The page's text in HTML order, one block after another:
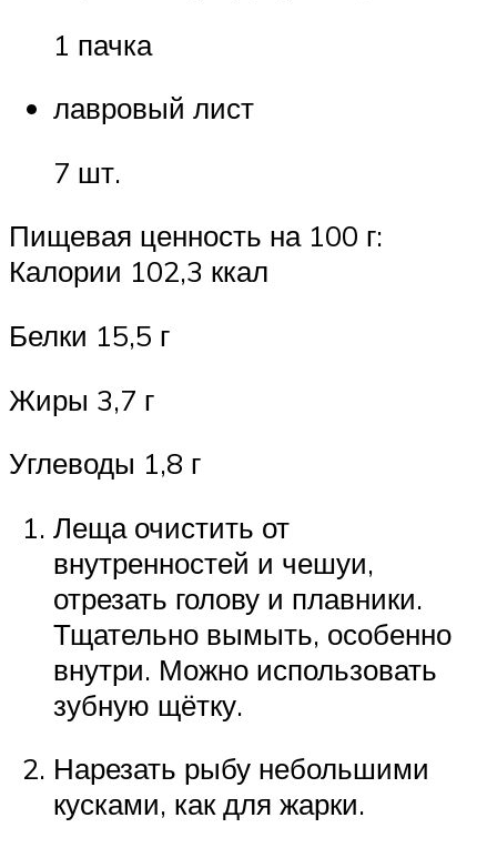
1 пачка
лавровый лист
7 шт.
Пищевая ценность на 100 г:
Калории 102,3 ккал
Белки 15,5 г
Жиры 3,7 г
Углеводы 1,8 г
Леща очистить от
внутренностей и чешуи,
отрезать голову и плавники.
Тщательно вымыть, особенно
внутри. Можно использовать
зубную щётку.
Нарезать рыбу небольшими
кусками, как для жарки.